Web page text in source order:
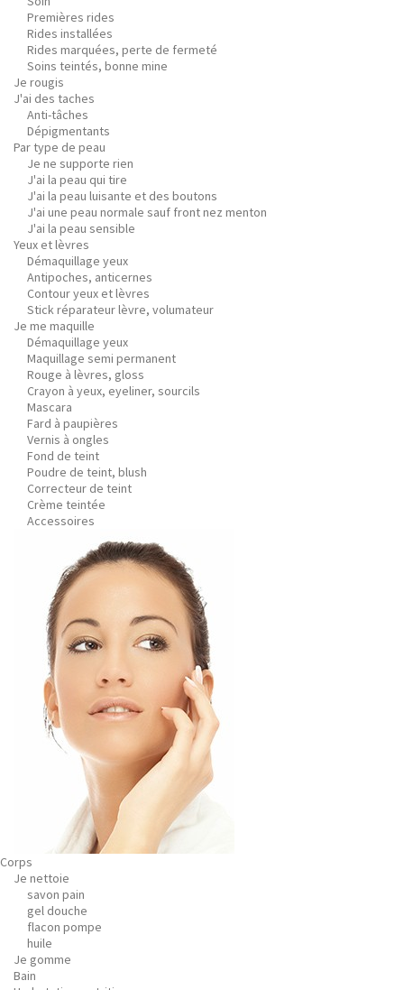
Premières rides
Rides installées
Rides marquées, perte de fermeté
Soins teintés, bonne mine
Je rougis
J'ai des taches
Anti-tâches
Dépigmentants
Par type de peau
Je ne supporte rien
J'ai la peau qui tire
J'ai la peau luisante et des boutons
J'ai une peau normale sauf front nez menton
J'ai la peau sensible
Yeux et lèvres
Démaquillage yeux
Antipoches, anticernes
Contour yeux et lèvres
Stick réparateur lèvre, volumateur
Je me maquille
Démaquillage yeux
Maquillage semi permanent
Rouge à lèvres, gloss
Crayon à yeux, eyeliner, sourcils
Mascara
Fard à paupières
Vernis à ongles
Fond de teint
Poudre de teint, blush
Correcteur de teint
Crème teintée
Accessoires
Corps
Je nettoie
savon pain
gel douche
flacon pompe
huile
Je gomme
Bain